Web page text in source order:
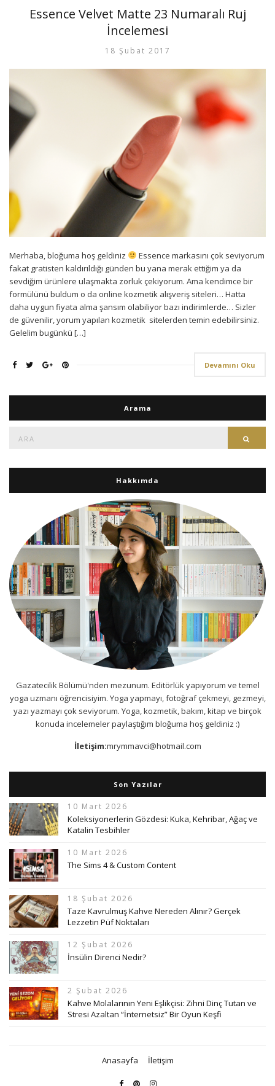
Essence Velvet Matte 23 Numaralı Ruj
İncelemesi
18 Şubat 2017
Merhaba, bloğuma hoş geldiniz
Essence markasını çok seviyorum
fakat gratisten kaldırıldığı günden bu yana merak ettiğim ya da
sevdiğim ürünlere ulaşmakta zorluk çekiyorum. Ama kendimce bir
formülünü buldum o da online kozmetik alışveriş siteleri… Hatta
daha uygun fiyata alma şansım olabiliyor bazı indirimlerde… Sizler
de güvenilir, yorum yapılan kozmetik sitelerden temin edebilirsiniz.
Gelelim bugünkü […]
Devamını Oku
Arama
Hakkımda
Gazatecilik Bölümü'nden mezunum. Editörlük yapıyorum ve temel
yoga uzmanı öğrencisiyim. Yoga yapmayı, fotoğraf çekmeyi, gezmeyi,
yazı yazmayı çok seviyorum. Yoga, kozmetik, bakım, kitap ve birçok
konuda incelemeler paylaştığım bloğuma hoş geldiniz :)
İletişim:mrymmavci@hotmail.com
Son Yazılar
10 Mart 2026
Koleksiyonerlerin Gözdesi: Kuka, Kehribar, Ağaç ve
Katalin Tesbihler
10 Mart 2026
The Sims 4 & Custom Content
18 Şubat 2026
Taze Kavrulmuş Kahve Nereden Alınır? Gerçek
Lezzetin Püf Noktaları
12 Şubat 2026
İnsülin Direnci Nedir?
2 Şubat 2026
Kahve Molalarının Yeni Eşlikçisi: Zihni Dinç Tutan ve
Stresi Azaltan “İnternetsiz” Bir Oyun Keşfi
Anasayfa İletişim